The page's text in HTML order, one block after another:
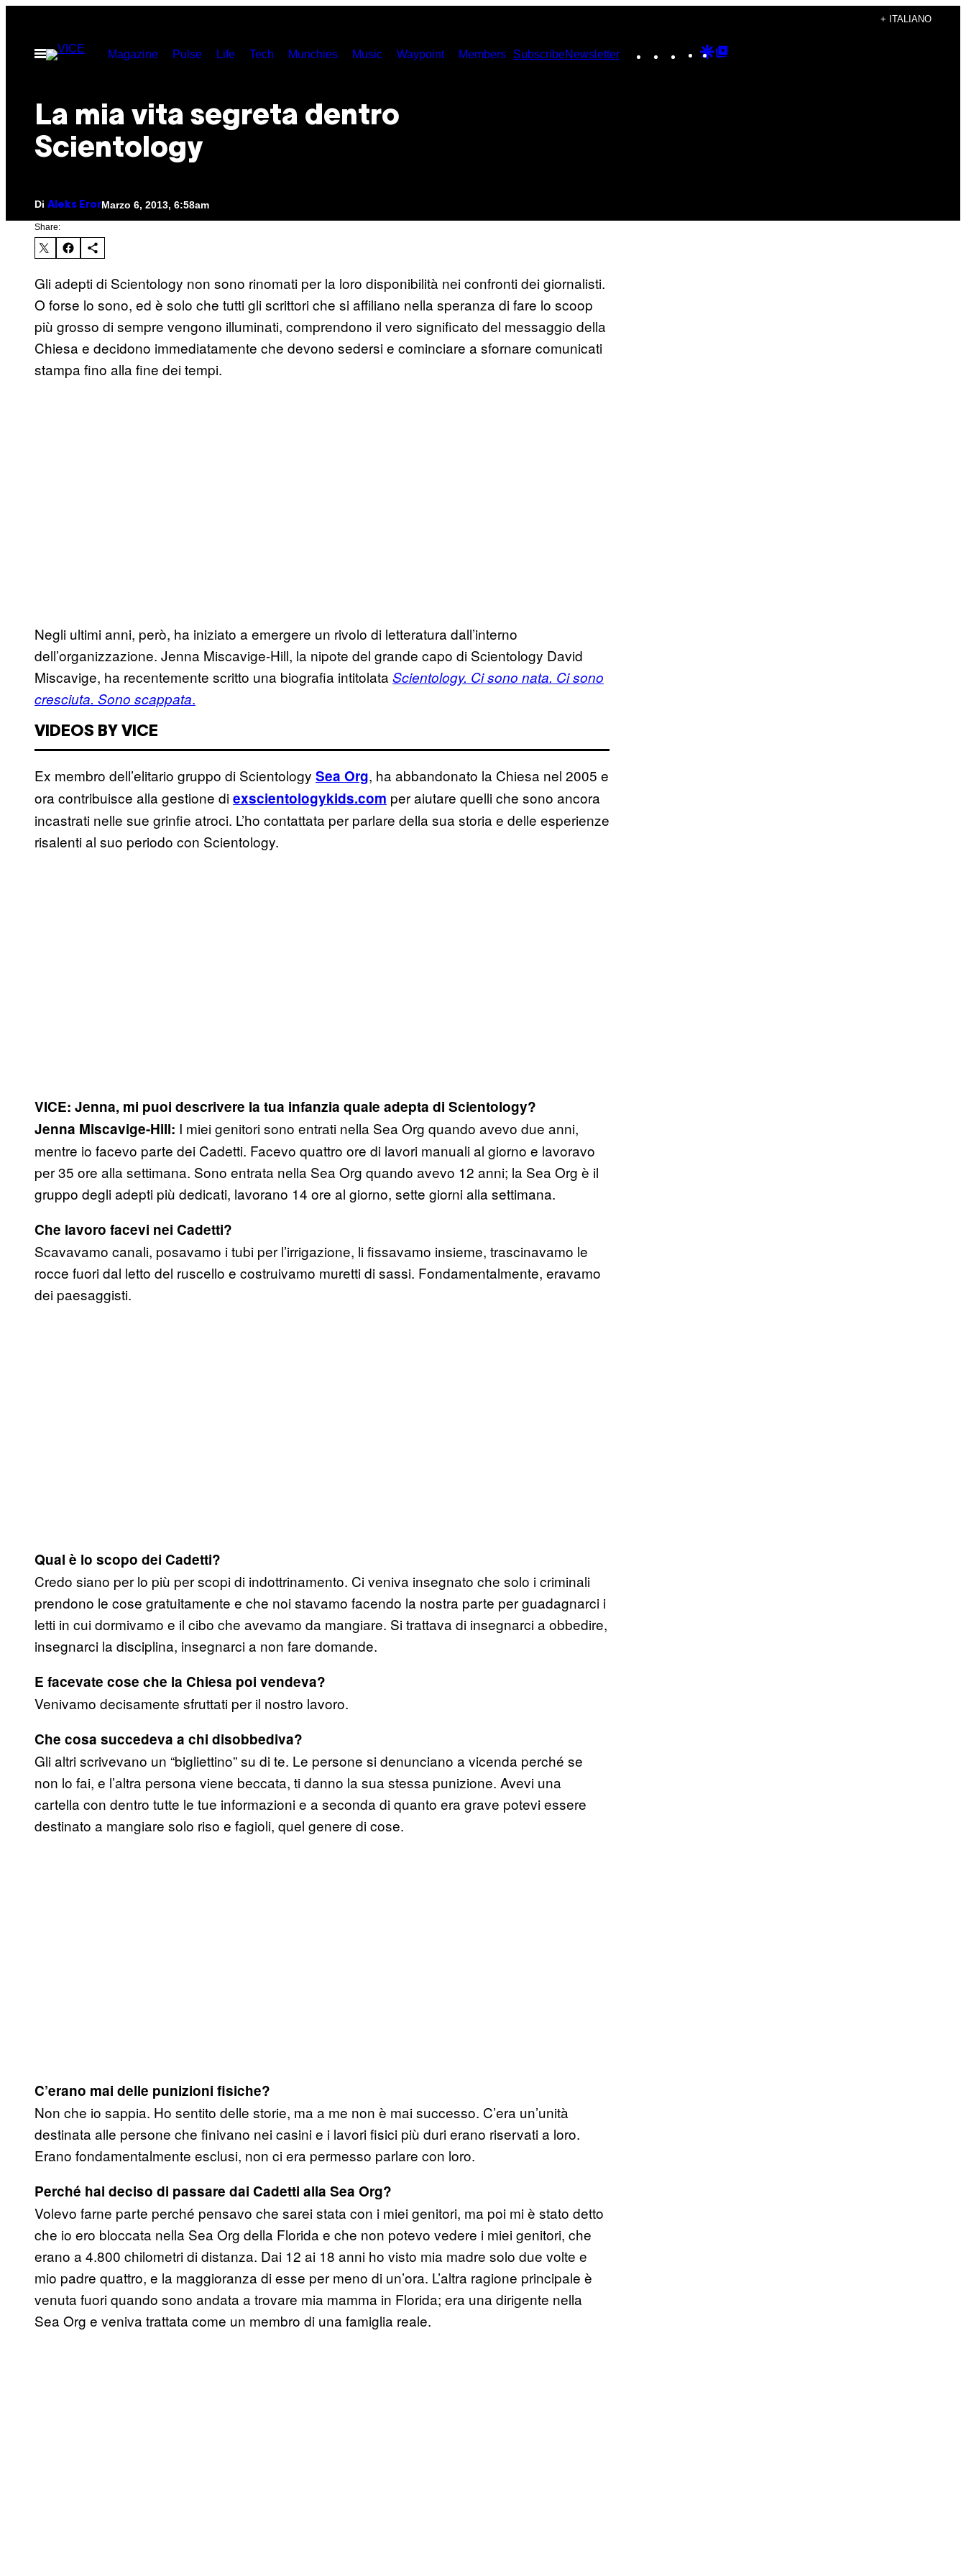
contenuto
+ ITALIANO
Apri
Magazine Pulse Life Tech Munchies Music Waypoint Members SubscribeNewsletter Instagram
TikTokYouTube
Google
La mia vita segreta dentro
Scientology
Di Aleks ErorMarzo 6, 2013, 6:58am
Share:
Gli adepti di Scientology non sono rinomati per la loro disponibilità nei confronti dei giornalisti.
O forse lo sono, ed è solo che tutti gli scrittori che si affiliano nella speranza di fare lo scoop
più grosso di sempre vengono illuminati, comprendono il vero significato del messaggio della
Chiesa e decidono immediatamente che devono sedersi e cominciare a sfornare comunicati
stampa fino alla fine dei tempi.
Negli ultimi anni, però, ha iniziato a emergere un rivolo di letteratura dall’interno
dell’organizzazione. Jenna Miscavige-Hill, la nipote del grande capo di Scientology David
Miscavige, ha recentemente scritto una biografia intitolata Scientology. Ci sono nata. Ci sono
cresciuta. Sono scappata.
VIDEOS BY VICE
Ex membro dell’elitario gruppo di Scientology Sea Org, ha abbandonato la Chiesa nel 2005 e
ora contribuisce alla gestione diexscientologykids.com per aiutare quelli che sono ancora
incastrati nelle sue grinfie atroci. L’ho contattata per parlare della sua storia e delle esperienze
risalenti al suo periodo con Scientology.
VICE: Jenna, mi puoi descrivere la tua infanzia quale adepta di Scientology?
Jenna Miscavige-Hill: I miei genitori sono entrati nella Sea Org quando avevo due anni,
mentre io facevo parte dei Cadetti. Facevo quattro ore di lavori manuali al giorno e lavoravo
per 35 ore alla settimana. Sono entrata nella Sea Org quando avevo 12 anni; la Sea Org è il
gruppo degli adepti più dedicati, lavorano 14 ore al giorno, sette giorni alla settimana.
Che lavoro facevi nei Cadetti?
Scavavamo canali, posavamo i tubi per l’irrigazione, li fissavamo insieme, trascinavamo le
rocce fuori dal letto del ruscello e costruivamo muretti di sassi. Fondamentalmente, eravamo
dei paesaggisti.
Qual è lo scopo dei Cadetti?
Credo siano per lo più per scopi di indottrinamento. Ci veniva insegnato che solo i criminali
prendono le cose gratuitamente e che noi stavamo facendo la nostra parte per guadagnarci i
letti in cui dormivamo e il cibo che avevamo da mangiare. Si trattava di insegnarci a obbedire,
insegnarci la disciplina, insegnarci a non fare domande.
E facevate cose che la Chiesa poi vendeva?
Venivamo decisamente sfruttati per il nostro lavoro.
Che cosa succedeva a chi disobbediva?
Gli altri scrivevano un “bigliettino” su di te. Le persone si denunciano a vicenda perché se
non lo fai, e l’altra persona viene beccata, ti danno la sua stessa punizione. Avevi una
cartella con dentro tutte le tue informazioni e a seconda di quanto era grave potevi essere
destinato a mangiare solo riso e fagioli, quel genere di cose.
C’erano mai delle punizioni fisiche?
Non che io sappia. Ho sentito delle storie, ma a me non è mai successo. C’era un’unità
destinata alle persone che finivano nei casini e i lavori fisici più duri erano riservati a loro.
Erano fondamentalmente esclusi, non ci era permesso parlare con loro.
Perché hai deciso di passare dai Cadetti alla Sea Org?
Volevo farne parte perché pensavo che sarei stata con i miei genitori, ma poi mi è stato detto
che io ero bloccata nella Sea Org della Florida e che non potevo vedere i miei genitori, che
erano a 4.800 chilometri di distanza. Dai 12 ai 18 anni ho visto mia madre solo due volte e
mio padre quattro, e la maggioranza di esse per meno di un’ora. L’altra ragione principale è
venuta fuori quando sono andata a trovare mia mamma in Florida; era una dirigente nella
Sea Org e veniva trattata come un membro di una famiglia reale.